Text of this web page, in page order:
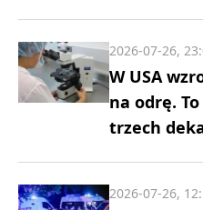
W USA
na odrę.
trzech
2026-07-26,
2026-07-26,